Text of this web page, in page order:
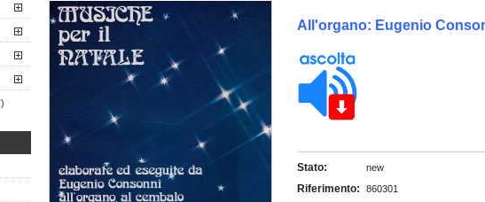
All'organo: Eugenio
Stato: new
Riferimento: 860301